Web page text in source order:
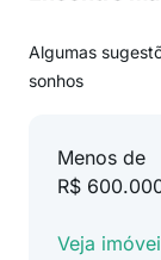
Algumas
sonhos
Menos de
R$
Veja